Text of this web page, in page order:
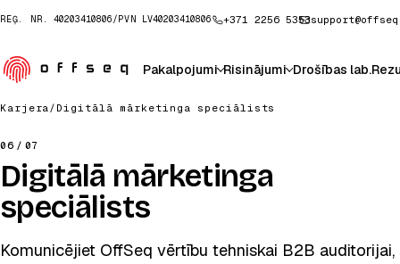
REĢ. NR. 40203410806/PVN LV40203410806 +371 2256 5353
Pakalpojumi Risinājumi Drošības lab.
Karjera/ Digitālā mārketinga speciālists
06 / 07
Digitālā mārketinga
speciālists
Komunicējiet OffSeq vērtību tehniskai B2B auditorijai,